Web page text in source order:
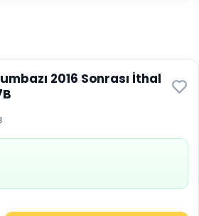
2016 Sonrası İthal